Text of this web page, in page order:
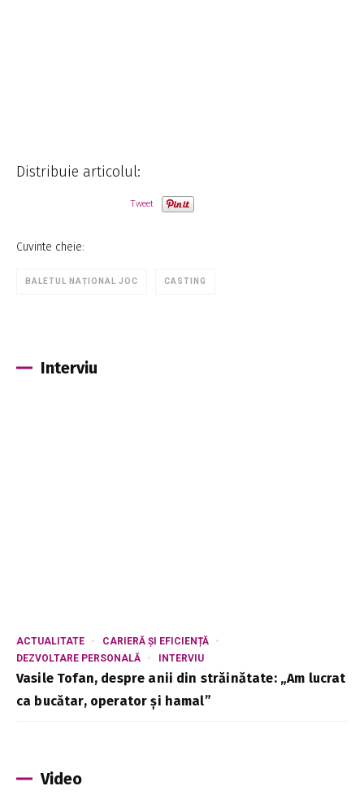
Distribuie articolul:
Tweet
Cuvinte cheie:
BALETUL NAȚIONAL JOC CASTING
Interviu
ACTUALITATE
CARIERĂ ȘI EFICIENȚĂ
DEZVOLTARE PERSONALĂ
INTERVIU
Vasile Tofan, despre anii din străinătate: „Am lucrat
ca bucătar, operator și hamal”
Video